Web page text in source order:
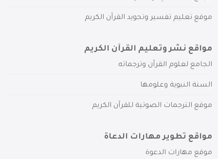
موقع تعليم تفسير وتجويد القرآن الكريم
مواقع نشر وتعليم القرآن الكريم
الجامع لعلوم القرآن وترجماته
السنة النبوية وعلومها
موقع الترجمات الصوتية للقرآن الكريم
مواقع تطوير مهارات الدعاة
موقع مهارات الدعوة